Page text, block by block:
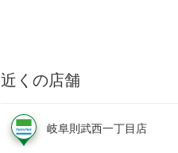
近くの店舗
岐阜則武西一丁目店